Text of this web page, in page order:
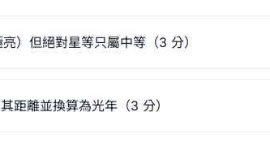
）但絕對星等只屬中等（3 分）
距離並換算為光年（3 分）